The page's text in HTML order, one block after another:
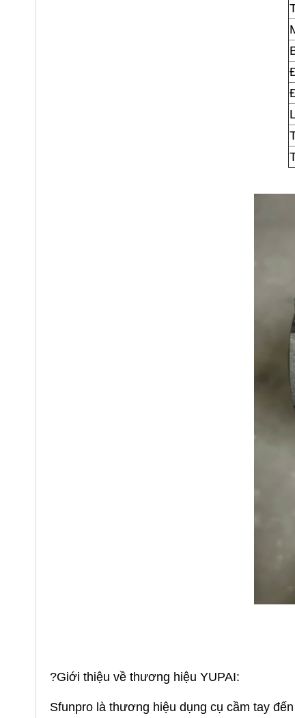
?Giới thiệu về thương hiệu YUPAI:
Sfunpro là thương hiệu dụng cụ cầm tay